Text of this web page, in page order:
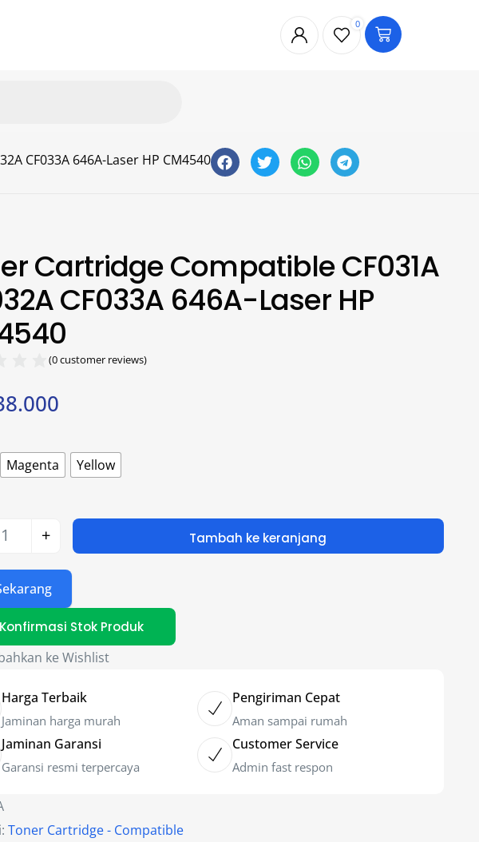
0
CF033A 646A-Laser HP CM4540
Cartridge Compatible CF031A
CF033A 646A-Laser HP
(0customer reviews)
Magenta Yellow
+ Tambah ke keranjang
Konfirmasi Stok Produk
ke Wishlist
Harga Terbaik
Jaminan harga murah
Pengiriman Cepat
Aman sampai rumah
Jaminan Garansi
Garansi resmi terpercaya
Customer Service
Admin fast respon
Toner Cartridge - Compatible